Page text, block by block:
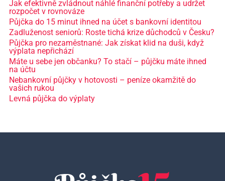
Jak efektivně zvládnout náhlé finanční potřeby a udržet
rozpočet v rovnováze
Půjčka do 15 minut ihned na účet s bankovní identitou
Zadluženost seniorů: Roste tichá krize důchodců v Česku?
Půjčka pro nezaměstnané: Jak získat klid na duši, když
výplata nepřichází
Máte u sebe jen občanku? To stačí – půjčku máte ihned
na účtu
Nebankovní půjčky v hotovosti – peníze okamžitě do
vašich rukou
Levná půjčka do výplaty